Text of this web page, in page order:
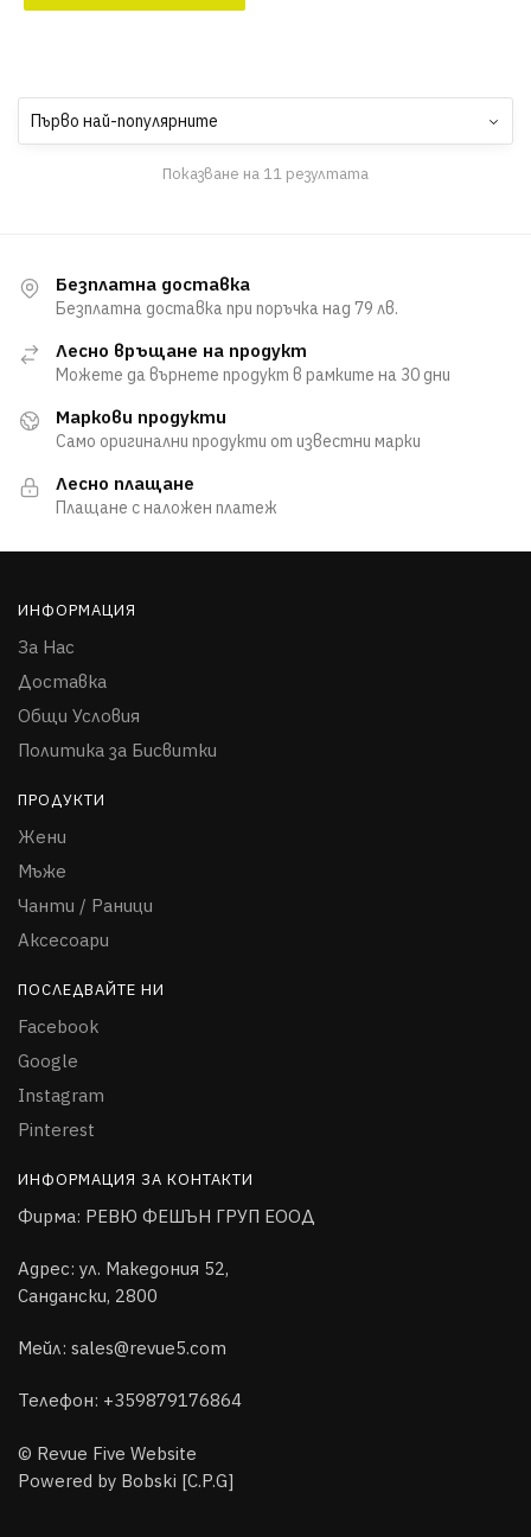
Показване на 11 резултата
Безплатна доставка
Безплатна доставка при поръчка над 79 лв.
Лесно връщане на продукт
Можете да върнете продукт в рамките на 30 дни
Маркови продукти
Само оригинални продукти от известни марки
Лесно плащане
Плащане с наложен платеж
ИНФОРМАЦИЯ
За Нас
Доставка
Общи Условия
Политика за Бисвитки
ПРОДУКТИ
Жени
Мъже
Чанти / Раници
Аксесоари
ПОСЛЕДВАЙТЕ НИ
Facebook
Google
Instagram
Pinterest
ИНФОРМАЦИЯ ЗА КОНТАКТИ
Фирма: РЕВЮ ФЕШЪН ГРУП ЕООД
Адрес: ул. Македония 52,
Сандански, 2800
Мейл: sales@revue5.com
Телефон: +359879176864
© Revue Five Website
Powered by Bobski [C.P.G]